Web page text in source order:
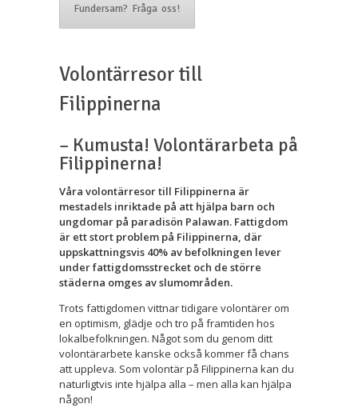
Fundersam? Fråga oss!
Volontärresor till
Filippinerna
– Kumusta! Volontärarbeta på
Filippinerna!
Våra volontärresor till Filippinerna är
mestadels inriktade på att hjälpa barn och
ungdomar på paradisön Palawan. Fattigdom
är ett stort problem på Filippinerna, där
uppskattningsvis 40% av befolkningen lever
under fattigdomsstrecket och de större
städerna omges av slumområden.
Trots fattigdomen vittnar tidigare volontärer om
en optimism, glädje och tro på framtiden hos
lokalbefolkningen. Något som du genom ditt
volontärarbete kanske också kommer få chans
att uppleva. Som volontär på Filippinerna kan du
naturligtvis inte hjälpa alla – men alla kan hjälpa
någon!